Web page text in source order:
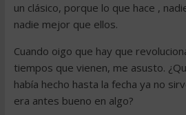
un clásico, porque lo que hace ,
nadie mejor que ellos.
Cuando oigo que hay que
tiempos que vienen, me asusto.
había hecho hasta la fecha ya no
era antes bueno en algo?